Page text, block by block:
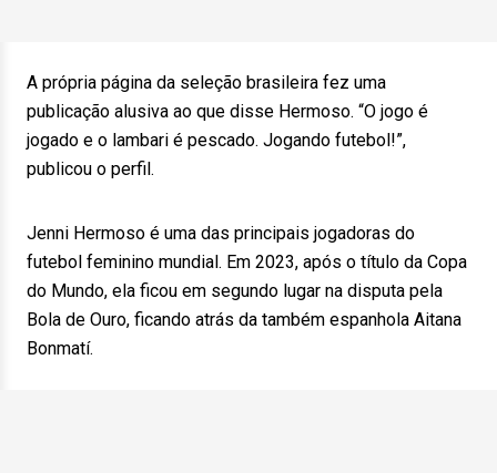
A própria página da seleção brasileira fez uma
publicação alusiva ao que disse Hermoso. “O jogo é
jogado e o lambari é pescado. Jogando futebol!”,
publicou o perfil.
Jenni Hermoso é uma das principais jogadoras do
futebol feminino mundial. Em 2023, após o título da Copa
do Mundo, ela ficou em segundo lugar na disputa pela
Bola de Ouro, ficando atrás da também espanhola Aitana
Bonmatí.